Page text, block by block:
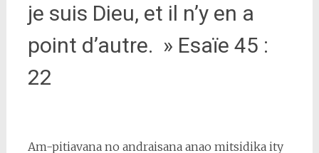
je suis Dieu, et il n’y en a
point d’autre. » Esaïe 45 :
22
Am-pitiavana no andraisana anao mitsidika ity